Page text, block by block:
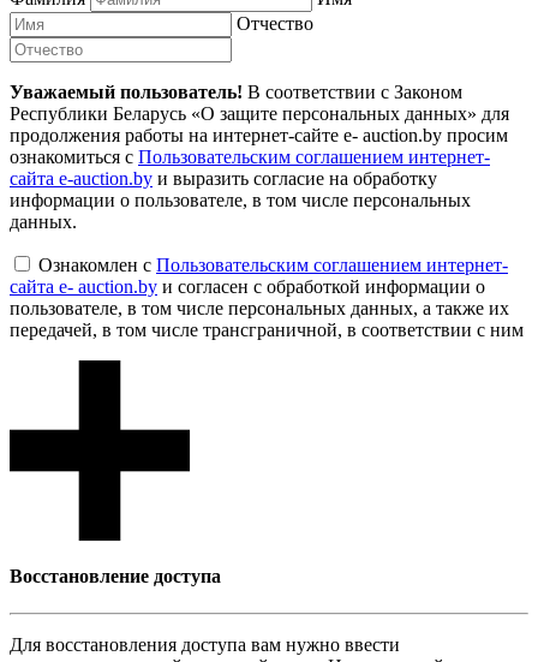
Отчество
Уважаемый пользователь! В соответствии с Законом
Республики Беларусь «О защите персональных данных» для
продолжения работы на интернет-сайте e- auction.by просим
ознакомиться с Пользовательским соглашением интернет-
сайта e-auction.by и выразить согласие на обработку
информации о пользователе, в том числе персональных
данных.
Ознакомлен с Пользовательским соглашением интернет-
сайта e- auction.by и согласен с обработкой информации о
пользователе, в том числе персональных данных, а также их
передачей, в том числе трансграничной, в соответствии с ним
Восcтановление доступа
Для восcтановления доступа вам нужно ввести